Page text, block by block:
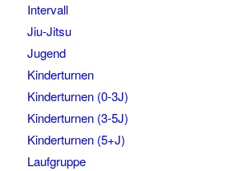
Intervall
Jiu-Jitsu
Jugend
Kinderturnen
Kinderturnen (0-3J)
Kinderturnen (3-5J)
Kinderturnen (5+J)
Laufgruppe